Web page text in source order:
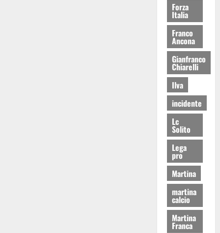
Forza
Italia
Franco
Ancona
Gianfranco
Chiarelli
Ilva
incidente
Lc
Solito
Lega
pro
Martina
martina
calcio
Martina
Franca